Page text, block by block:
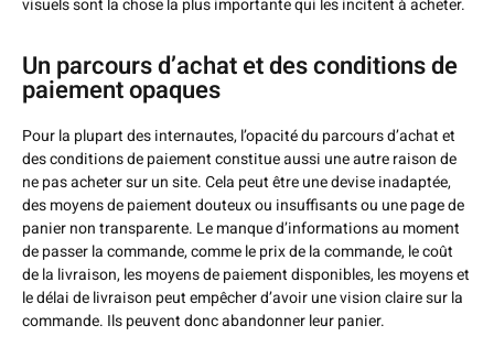
visuels sont la chose la plus importante qui les incitent à acheter.
Un parcours d’achat et des conditions de
paiement opaques
Pour la plupart des internautes, l’opacité du parcours d’achat et
des conditions de paiement constitue aussi une autre raison de
ne pas acheter sur un site. Cela peut être une devise inadaptée,
des moyens de paiement douteux ou insuffisants ou une page de
panier non transparente. Le manque d’informations au moment
de passer la commande, comme le prix de la commande, le coût
de la livraison, les moyens de paiement disponibles, les moyens et
le délai de livraison peut empêcher d’avoir une vision claire sur la
commande. Ils peuvent donc abandonner leur panier.